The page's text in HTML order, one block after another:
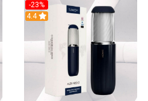
-23%
4.4